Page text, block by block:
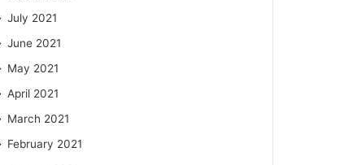
July 2021
June 2021
May 2021
April 2021
March 2021
February 2021